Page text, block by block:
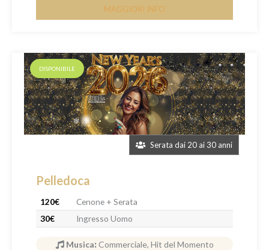
MAGGIORI INFO
Serata dai 20 ai 30 anni
DISPONIBILE
Pelledoca
120€
Cenone + Serata
30€
Ingresso Uomo
Musica: Commerciale, Hit del Momento